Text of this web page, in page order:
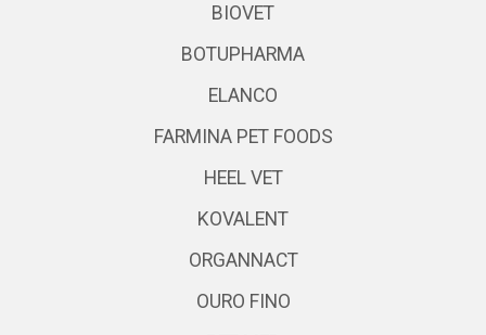
BIOVET
BOTUPHARMA
ELANCO
FARMINA PET FOODS
HEEL VET
KOVALENT
ORGANNACT
OURO FINO